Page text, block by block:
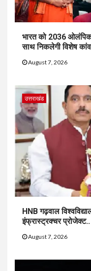
भारत को 2036 ओलंपिक
साथ निकलेगी विशेष
August 7, 2026
उत्तराखंड
HNB गढ़वाल
इंफ्रास्ट्रक्चर प्रोजेक्ट..
August 7, 2026